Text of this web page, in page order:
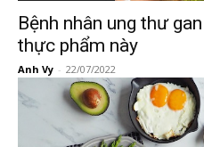
Bệnh nhân ung thư
thực phẩm này
Anh Vy - 22/07/2022